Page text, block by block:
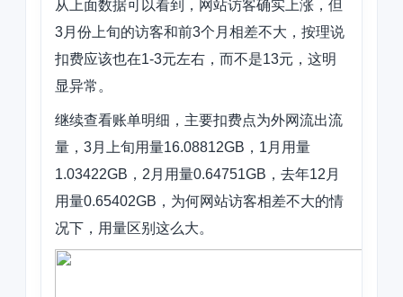
从上面数据可以看到，网站访客确实上涨，但
3月份上旬的访客和前3个月相差不大，按理说
扣费应该也在1-3元左右，而不是13元，这明
显异常。
继续查看账单明细，主要扣费点为外网流出流
量，3月上旬用量16.08812GB，1月用量
1.03422GB，2月用量0.64751GB，去年12月
用量0.65402GB，为何网站访客相差不大的情
况下，用量区别这么大。